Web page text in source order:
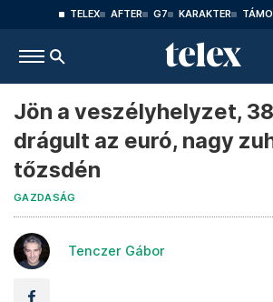
TELEX AFTER G7 KARAKTER
Jön a veszélyhelyzet,
drágult az euró, nagy
tőzsdén
GAZDASÁG
Tenczer Gábor